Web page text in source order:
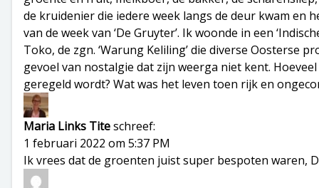
de kruidenier die iedere week langs de deur kwam en
van de week van ‘De Gruyter’. Ik woonde in een
Toko, de zgn. ‘Warung Keliling’ die diverse Oosterse
gevoel van nostalgie dat zijn weerga niet kent.
geregeld wordt? Wat was het leven toen rijk en
Maria Links Titeschreef:
1 februari 2022 om 5:37 PM
Ik vrees dat de groenten juist super bespoten waren,